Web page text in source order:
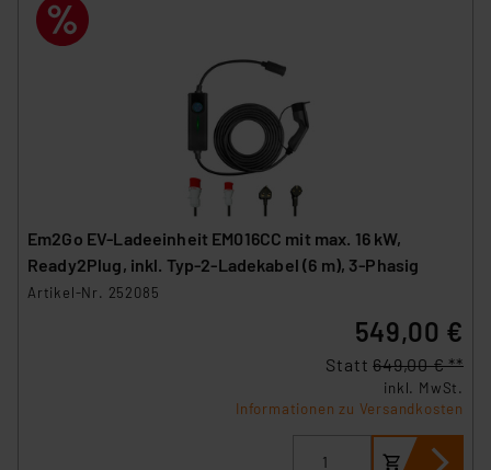
Em2Go EV-Ladeeinheit EM016CC mit max. 16 kW,
Ready2Plug, inkl. Typ-2-Ladekabel (6 m), 3-Phasig
Artikel-Nr. 252085
549,00 €
Statt649,00 € **
inkl. MwSt.
Informationen zu Versandkosten